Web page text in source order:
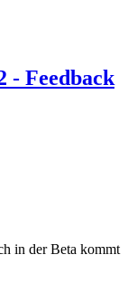
- Feedback
in der Beta kommt